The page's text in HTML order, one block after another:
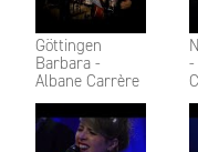
Göttingen
Barbara -
Albane Carrère
-